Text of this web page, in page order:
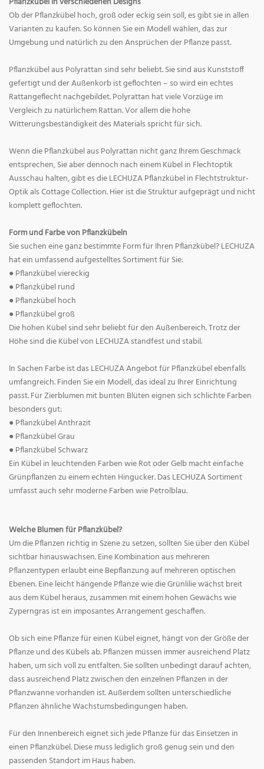
Ob der Pflanzkübel hoch, groß oder eckig sein soll, es gibt sie in allen
Varianten zu kaufen. So können Sie ein Modell wählen, das zur
Umgebung und natürlich zu den Ansprüchen der Pflanze passt.
Pflanzkübel aus Polyrattan sind sehr beliebt. Sie sind aus Kunststoff
gefertigt und der Außenkorb ist geflochten – so wird ein echtes
Rattangeflecht nachgebildet. Polyrattan hat viele Vorzüge im
Vergleich zu natürlichem Rattan. Vor allem die hohe
Witterungsbeständigkeit des Materials spricht für sich.
Wenn die Pflanzkübel aus Polyrattan nicht ganz Ihrem Geschmack
entsprechen, Sie aber dennoch nach einem Kübel in Flechtoptik
Ausschau halten, gibt es die LECHUZA Pflanzkübel in Flechtstruktur-
Optik als Cottage Collection. Hier ist die Struktur aufgeprägt und nicht
komplett geflochten.
Form und Farbe von Pflanzkübeln
Sie suchen eine ganz bestimmte Form für Ihren Pflanzkübel? LECHUZA
hat ein umfassend aufgestelltes Sortiment für Sie:
● Pflanzkübel viereckig
● Pflanzkübel rund
● Pflanzkübel hoch
● Pflanzkübel groß
Die hohen Kübel sind sehr beliebt für den Außenbereich. Trotz der
Höhe sind die Kübel von LECHUZA standfest und stabil.
In Sachen Farbe ist das LECHUZA Angebot für Pflanzkübel ebenfalls
umfangreich. Finden Sie ein Modell, das ideal zu Ihrer Einrichtung
passt. Für Zierblumen mit bunten Blüten eignen sich schlichte Farben
besonders gut:
● Pflanzkübel Anthrazit
● Pflanzkübel Grau
● Pflanzkübel Schwarz
Ein Kübel in leuchtenden Farben wie Rot oder Gelb macht einfache
Grünpflanzen zu einem echten Hingucker. Das LECHUZA Sortiment
umfasst auch sehr moderne Farben wie Petrolblau.
Welche Blumen für Pflanzkübel?
Um die Pflanzen richtig in Szene zu setzen, sollten Sie über den Kübel
sichtbar hinauswachsen. Eine Kombination aus mehreren
Pflanzentypen erlaubt eine Bepflanzung auf mehreren optischen
Ebenen. Eine leicht hängende Pflanze wie die Grünlilie wächst breit
aus dem Kübel heraus, zusammen mit einem hohen Gewächs wie
Zyperngras ist ein imposantes Arrangement geschaffen.
Ob sich eine Pflanze für einen Kübel eignet, hängt von der Größe der
Pflanze und des Kübels ab. Pflanzen müssen immer ausreichend Platz
haben, um sich voll zu entfalten. Sie sollten unbedingt darauf achten,
dass ausreichend Platz zwischen den einzelnen Pflanzen in der
Pflanzwanne vorhanden ist. Außerdem sollten unterschiedliche
Pflanzen ähnliche Wachstumsbedingungen haben.
Für den Innenbereich eignet sich jede Pflanze für das Einsetzen in
einen Pflanzkübel. Diese muss lediglich groß genug sein und den
passenden Standort im Haus haben.